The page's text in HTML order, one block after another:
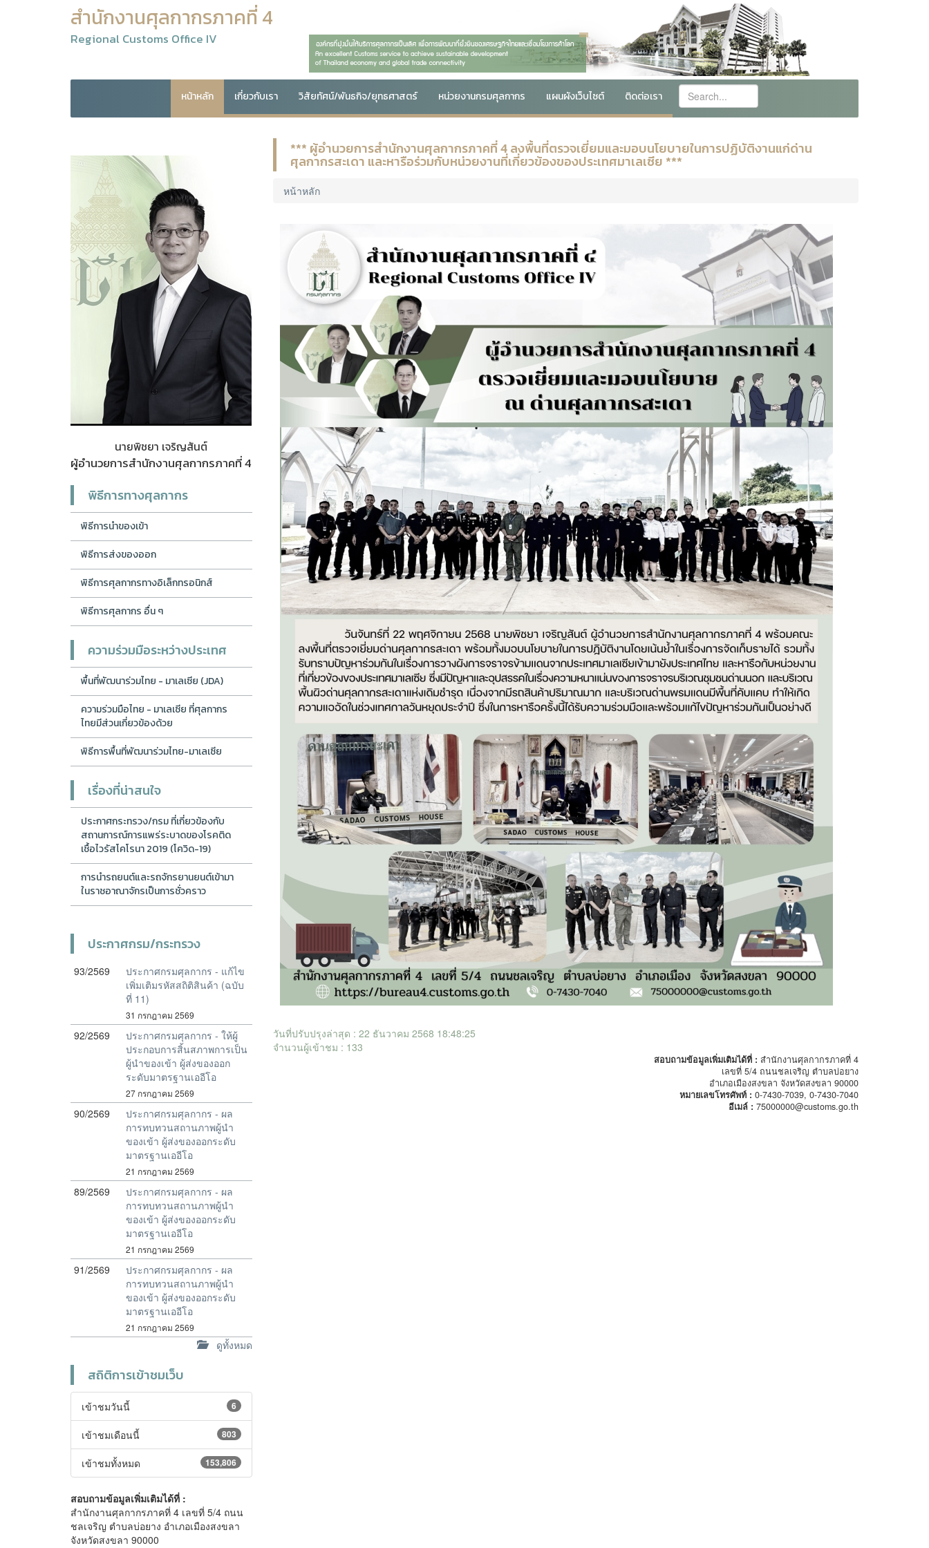
สำนักงานศุลกากรภาคที่ 4
Regional Customs Office IV
หน้าหลัก เกี่ยวกับเรา วิสัยทัศน์/พันธกิจ/ยุทธศาสตร์ หน่วยงานกรมศุลกากร แผนผังเว็บไซต์ ติดต่อเรา
นายพิชยา เจริญสันต์
ผู้อำนวยการสำนักงานศุลกากรภาคที่ 4
พิธีการทางศุลกากร
พิธีการนำของเข้า
พิธีการส่งของออก
พิธีการศุลกากรทางอิเล็กทรอนิกส์
พิธีการศุลกากร อื่น ๆ
ความร่วมมือระหว่างประเทศ
พื้นที่พัฒนาร่วมไทย - มาเลเซีย (JDA)
ความร่วมมือไทย - มาเลเซีย ที่ศุลกากร
ไทยมีส่วนเกี่ยวข้องด้วย
พิธีการพื้นที่พัฒนาร่วมไทย-มาเลเซีย
เรื่องที่น่าสนใจ
ประกาศกระทรวง/กรม ที่เกี่ยวข้องกับ
สถานการณ์การแพร่ระบาดของโรคติด
เชื้อไวรัสโคโรนา 2019 (โควิด-19)
การนำรถยนต์และรถจักรยานยนต์เข้ามา
ในราชอาณาจักรเป็นการชั่วคราว
ประกาศกรม/กระทรวง
93/2569
ประกาศกรมศุลกากร - แก้ไข
เพิ่มเติมรหัสสถิติสินค้า (ฉบับ
ที่ 11)
31 กรกฎาคม 2569
92/2569
ประกาศกรมศุลกากร - ให้ผู้
ประกอบการสิ้นสภาพการเป็น
ผู้นำของเข้า ผู้ส่งของออก
ระดับมาตรฐานเออีโอ
27 กรกฎาคม 2569
90/2569
ประกาศกรมศุลกากร - ผล
การทบทวนสถานภาพผู้นำ
ของเข้า ผู้ส่งของออกระดับ
มาตรฐานเออีโอ
21 กรกฎาคม 2569
89/2569
ประกาศกรมศุลกากร - ผล
การทบทวนสถานภาพผู้นำ
ของเข้า ผู้ส่งของออกระดับ
มาตรฐานเออีโอ
21 กรกฎาคม 2569
91/2569
ประกาศกรมศุลกากร - ผล
การทบทวนสถานภาพผู้นำ
ของเข้า ผู้ส่งของออกระดับ
มาตรฐานเออีโอ
21 กรกฎาคม 2569
ดูทั้งหมด
สถิติการเข้าชมเว็บ
6
เข้าชมวันนี้
803
เข้าชมเดือนนี้
153,806
เข้าชมทั้งหมด
สอบถามข้อมูลเพิ่มเติมได้ที่ :
สำนักงานศุลกากรภาคที่ 4 เลขที่ 5/4 ถนน
ชลเจริญ ตำบลบ่อยาง อำเภอเมืองสงขลา
จังหวัดสงขลา 90000
*** ผู้อำนวยการสำนักงานศุลกากรภาคที่ 4 ลงพื้นที่ตรวจเยี่ยมและมอบนโยบายในการปฏิบัติงานแก่ด่าน
ศุลกากรสะเดา และหารือร่วมกับหน่วยงานที่เกี่ยวข้องของประเทศมาเลเซีย ***
หน้าหลัก
วันที่ปรับปรุงล่าสุด : 22 ธันวาคม 2568 18:48:25
จำนวนผู้เข้าชม : 133
สอบถามข้อมูลเพิ่มเติมได้ที่ : สำนักงานศุลกากรภาคที่ 4
เลขที่ 5/4 ถนนชลเจริญ ตำบลบ่อยาง
อำเภอเมืองสงขลา จังหวัดสงขลา 90000
หมายเลขโทรศัพท์ : 0-7430-7039, 0-7430-7040
อีเมล์ : 75000000@customs.go.th